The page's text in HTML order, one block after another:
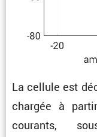
La cellule est
chargée à
courants,